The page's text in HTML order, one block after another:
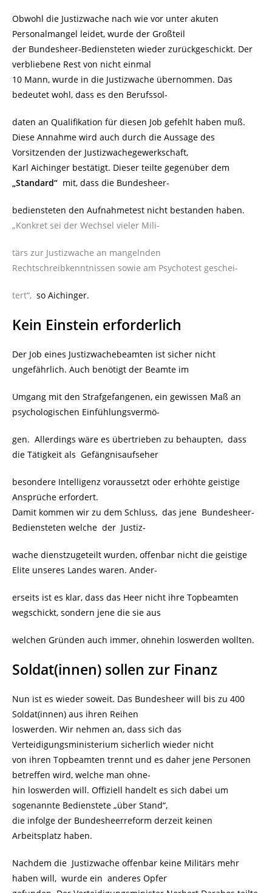
Obwohl die Justizwache nach wie vor unter akuten
Personalmangel leidet, wurde der Großteil
der Bundesheer-Bediensteten wieder zurückgeschickt. Der
verbliebene Rest von nicht einmal
10 Mann, wurde in die Justizwache übernommen. Das
bedeutet wohl, dass es den Berufssol-
daten an Qualifikation für diesen Job gefehlt haben muß.
Diese Annahme wird auch durch die Aussage des
Vorsitzenden der Justizwachegewerkschaft,
Karl Aichinger bestätigt. Dieser teilte gegenüber dem
„Standard“ mit, dass die Bundesheer-
bediensteten den Aufnahmetest nicht bestanden haben.
„Konkret sei der Wechsel vieler Mili-
tärs zur Justizwache an mangelnden
Rechtschreibkenntnissen sowie am Psychotest geschei-
tert“, so Aichinger.
Kein Einstein erforderlich
Der Job eines Justizwachebeamten ist sicher nicht
ungefährlich. Auch benötigt der Beamte im
Umgang mit den Strafgefangenen, ein gewissen Maß an
psychologischen Einfühlungsvermö-
gen. Allerdings wäre es übertrieben zu behaupten, dass
die Tätigkeit als Gefängnisaufseher
besondere Intelligenz voraussetzt oder erhöhte geistige
Ansprüche erfordert.
Damit kommen wir zu dem Schluss, das jene Bundesheer-
Bediensteten welche der Justiz-
wache dienstzugeteilt wurden, offenbar nicht die geistige
Elite unseres Landes waren. Ander-
erseits ist es klar, dass das Heer nicht ihre Topbeamten
wegschickt, sondern jene die sie aus
welchen Gründen auch immer, ohnehin loswerden wollten.
Soldat(innen) sollen zur Finanz
Nun ist es wieder soweit. Das Bundesheer will bis zu 400
Soldat(innen) aus ihren Reihen
loswerden. Wir nehmen an, dass sich das
Verteidigungsministerium sicherlich wieder nicht
von ihren Topbeamten trennt und es daher jene Personen
betreffen wird, welche man ohne-
hin loswerden will. Offiziell handelt es sich dabei um
sogenannte Bedienstete „über Stand“,
die infolge der Bundesheerreform derzeit keinen
Arbeitsplatz haben.
Nachdem die Justizwache offenbar keine Militärs mehr
haben will, wurde ein anderes Opfer